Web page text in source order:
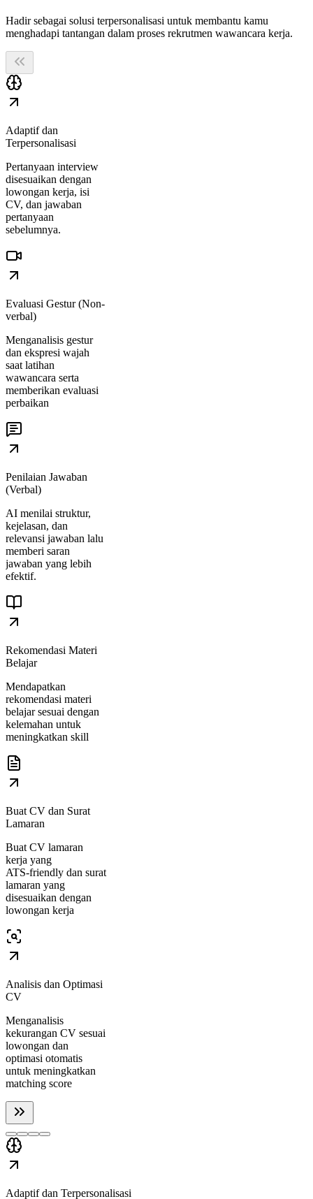
Hadir sebagai solusi terpersonalisasi untuk membantu kamu
menghadapi tantangan dalam proses rekrutmen wawancara kerja.
Adaptif dan
Terpersonalisasi
Pertanyaan interview
disesuaikan dengan
lowongan kerja, isi
CV, dan jawaban
pertanyaan
sebelumnya.
Evaluasi Gestur (Non-
verbal)
Menganalisis gestur
dan ekspresi wajah
saat latihan
wawancara serta
memberikan evaluasi
perbaikan
Penilaian Jawaban
(Verbal)
AI menilai struktur,
kejelasan, dan
relevansi jawaban lalu
memberi saran
jawaban yang lebih
efektif.
Rekomendasi Materi
Belajar
Mendapatkan
rekomendasi materi
belajar sesuai dengan
kelemahan untuk
meningkatkan skill
Buat CV dan Surat
Lamaran
Buat CV lamaran
kerja yang
ATS‑friendly dan surat
lamaran yang
disesuaikan dengan
lowongan kerja
Analisis dan Optimasi
CV
Menganalisis
kekurangan CV sesuai
lowongan dan
optimasi otomatis
untuk meningkatkan
matching score
Adaptif dan Terpersonalisasi